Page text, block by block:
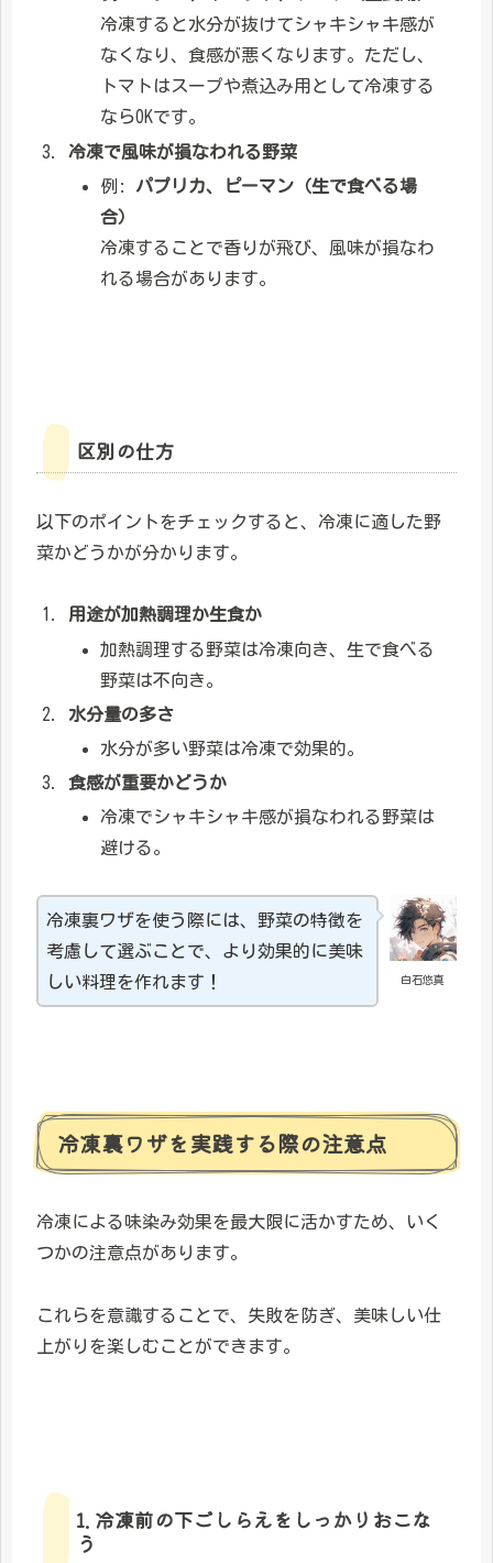
冷凍すると水分が抜けてシャキシャキ感が
なくなり、食感が悪くなります。ただし、
トマトはスープや煮込み用として冷凍する
ならOKです。
冷凍で風味が損なわれる野菜
例: パプリカ、ピーマン（生で食べる場
合）
冷凍することで香りが飛び、風味が損なわ
れる場合があります。
区別の仕方
以下のポイントをチェックすると、冷凍に適した野
菜かどうかが分かります。
用途が加熱調理か生食か
加熱調理する野菜は冷凍向き、生で食べる
野菜は不向き。
水分量の多さ
水分が多い野菜は冷凍で効果的。
食感が重要かどうか
冷凍でシャキシャキ感が損なわれる野菜は
避ける。
白石悠真
冷凍裏ワザを使う際には、野菜の特徴を
考慮して選ぶことで、より効果的に美味
しい料理を作れます！
冷凍裏ワザを実践する際の注意点
冷凍による味染み効果を最大限に活かすため、いく
つかの注意点があります。
これらを意識することで、失敗を防ぎ、美味しい仕
上がりを楽しむことができます。
1. 冷凍前の下ごしらえをしっかりおこな
う